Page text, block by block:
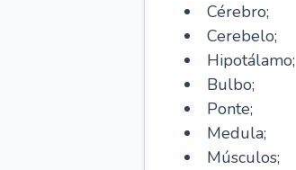
Cérebro;
Cerebelo;
Hipotálamo;
Bulbo;
Ponte;
Medula;
Músculos;